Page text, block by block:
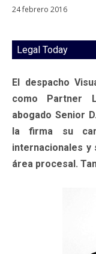
24 febrero 2016
Legal Today
El despacho
como Partner
abogado Senior
la firma su
internacionales
área procesal.